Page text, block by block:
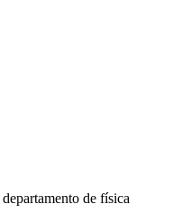
departamento de física